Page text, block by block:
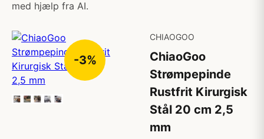
med hjælp fra AI.
-3%
CHIAOGOO
ChiaoGoo
Strømpepinde
Rustfrit Kirurgisk
Stål 20 cm 2,5
mm